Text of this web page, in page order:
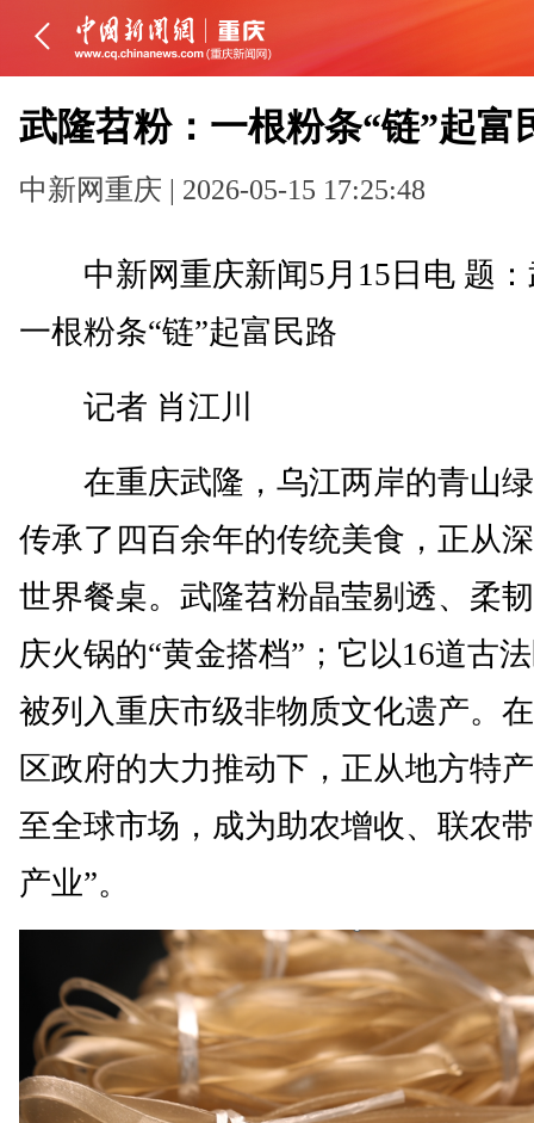
武隆苕粉：一根粉条“链”起富
中新网重庆 | 2026-05-15 17:25:48
中新网重庆新闻5月15日电 题：
一根粉条“链”起富民路
记者 肖江川
在重庆武隆，乌江两岸的青山绿
传承了四百余年的传统美食，正从
世界餐桌。武隆苕粉晶莹剔透、柔
庆火锅的“黄金搭档”；它以16道古
被列入重庆市级非物质文化遗产。
区政府的大力推动下，正从地方特
至全球市场，成为助农增收、联农
产业”。